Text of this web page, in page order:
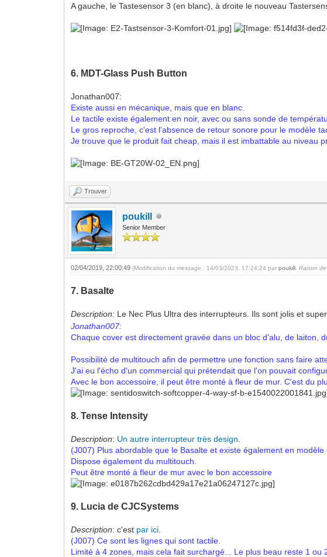
A gauche, le Tastesensor 3 (en blanc), à droite le nouveau
6. MDT-Glass Push Button
Jonathan007:
Existe aussi en mécanique, mais que en blanc.
Le tactile existe également en noir, avec ou sans sonde de
Le gros reproche, c'est l’absence de retour sonore pour le modèle
Je trouve que le produit fait cheap, mais il est imbattable au niveau
Trouver
poukill
Senior Member
02/04/2019, 22:00:49(Modification du message : 14/03/2023, 17:24:24 parpoukill Raison
7. Basalte
Description: Le Nec Plus Ultra des interrupteurs. Ils sont jolis et
Jonathan007:
Chaque cover est directement gravée dans un bloc d'alu, de laiton,
Possibilité de multitouch afin de permettre une fonction sans faire
J'ai eu l'écho d'un commercial qui prétendait que l'on pouvait
Avec le bon accessoire, il peut être monté à fleur de mur. C'est du
8. Tense Intensity
Description: Un autre interrupteur très design
(J007) Plus abordable que le Basalte et existe également en
Dispose également du multitouch.
Peut être monté à fleur de mur avec le bon accessoire
9. Lucia de CJCSystems
Description: c'est par ici
(J007)Ce sont les lignes qui sont tactile.
Limité à 4 zones, mais cela fait surchargé... Le plus beau reste 1